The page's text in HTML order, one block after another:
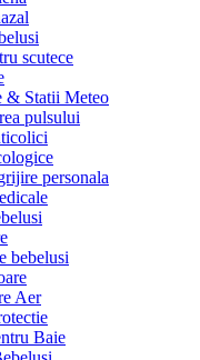
scutece
& Statii Meteo
pulsului
personala
bebelusi
Aer
Baie